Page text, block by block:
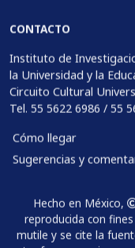
CONTACTO
Instituto de
la Universidad y la
Circuito Cultural
Tel. 55 5622 6986 / 55
Cómo llegar
Sugerencias y
Hecho en México,
reproducida con
mutile y se cite la